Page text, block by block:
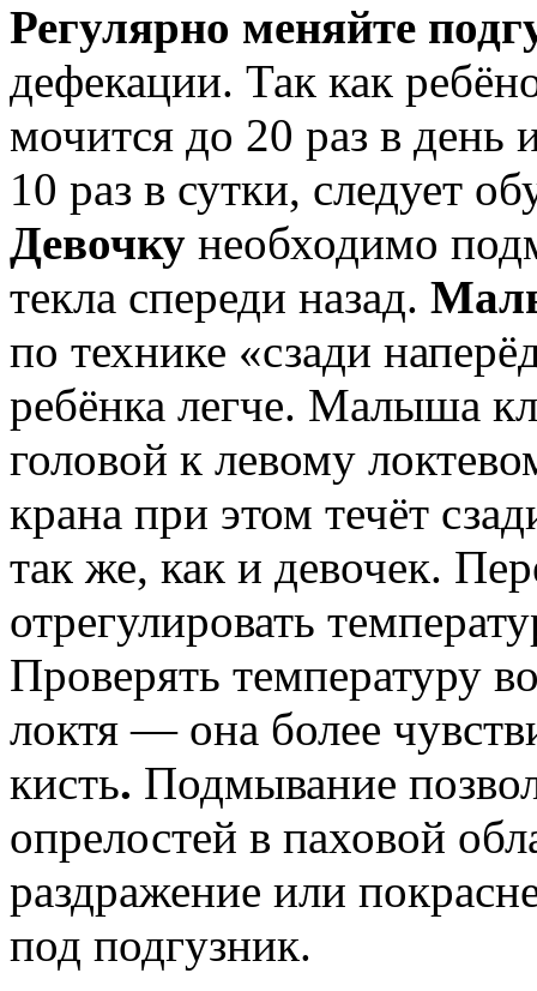
Регулярно меняйте
дефекации. Так как
мочится до 20 раз в
10 раз в сутки, следует
Девочку необходимо
текла спереди назад.
по технике «сзади
ребёнка легче. Малыша
головой к левому
крана при этом течёт
так же, как и девочек.
отрегулировать
Проверять температуру
локтя — она более
кисть. Подмывание
опрелостей в паховой
раздражение или
под подгузник.